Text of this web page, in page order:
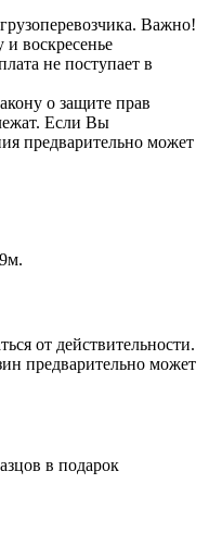
Важно!
и воскресенье
не поступает в
о защите прав
Если Вы
предварительно может
от действительности.
предварительно может
в подарок